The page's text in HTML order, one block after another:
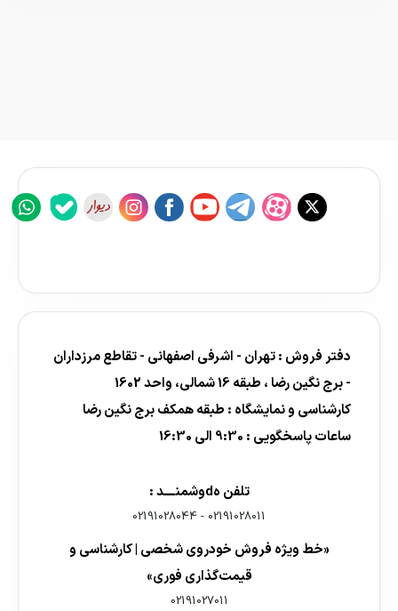
دفتر فروش : تهران - اشرفی اصفهانی - تقاطع مرزداران
- برج نگین رضا ، طبقه 16 شمالی، واحد 1602
کارشناسی و نمایشگاه : طبقه همکف برج نگین رضا
ساعات پاسخگویی : 9:30 الی 16:30
تلفن هdوشمنــــد :
02191028011
-
02191028044
«خط ویژه فروش خودروی شخصی | کارشناسی و
قیمت‌گذاری فوری»
02191027011